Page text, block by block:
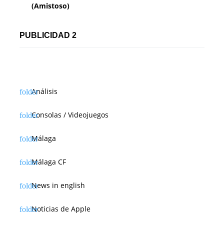
(Amistoso)
PUBLICIDAD 2
Análisis
Consolas / Videojuegos
Málaga
Málaga CF
News in english
Noticias de Apple